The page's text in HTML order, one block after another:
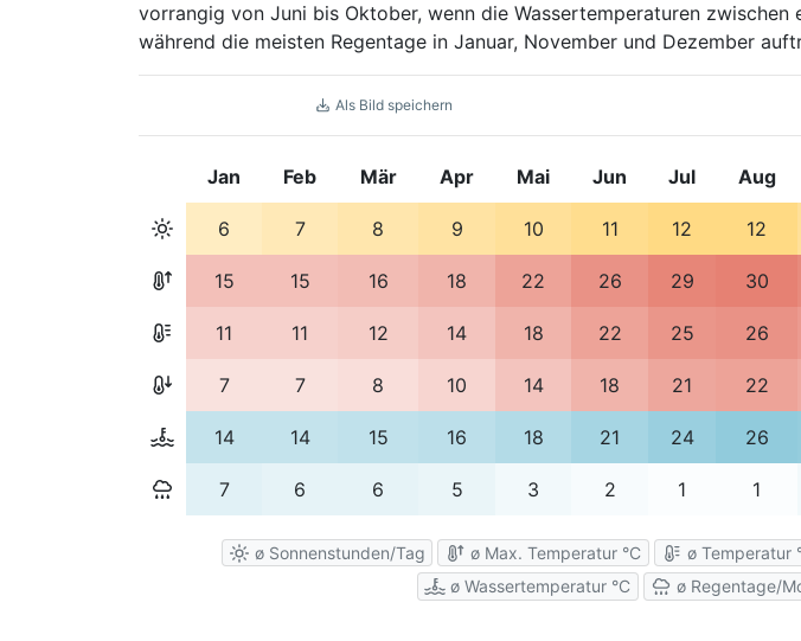
vorrangig von Juni bis Oktober, wenn die Wassertemperaturen zwischen
während die meisten Regentage in Januar, November und Dezember
Als Bild speichern
Jan Feb Mär Apr Mai Jun Jul Aug
6 7 8 9 10 11 12 12
15 15 16 18 22 26 29 30
11 11 12 14 18 22 25 26
7 7 8 10 14 18 21 22
14 14 15 16 18 21 24 26
7 6 6 5 3 2 1 1
ø Sonnenstunden/Tag ø Max. Temperatur °C ø Temperatur
ø Wassertemperatur °C
ø Regentage/